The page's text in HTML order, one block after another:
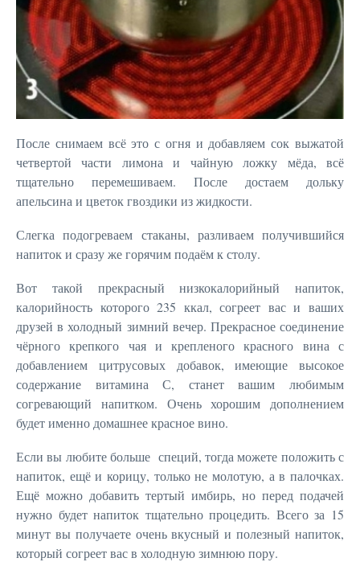
После снимаем всё это с огня и добавляем сок выжатой
четвертой части лимона и чайную ложку мёда, всё
тщательно перемешиваем. После достаем дольку
апельсина и цветок гвоздики из жидкости.
Слегка подогреваем стаканы, разливаем получившийся
напиток и сразу же горячим подаём к столу.
Вот такой прекрасный низкокалорийный напиток,
калорийность которого 235 ккал, согреет вас и ваших
друзей в холодный зимний вечер. Прекрасное соединение
чёрного крепкого чая и крепленого красного вина с
добавлением цитрусовых добавок, имеющие высокое
содержание витамина С, станет вашим любимым
согревающий напитком. Очень хорошим дополнением
будет именно домашнее красное вино.
Если вы любите больше специй, тогда можете положить с
напиток, ещё и корицу, только не молотую, а в палочках.
Ещё можно добавить тертый имбирь, но перед подачей
нужно будет напиток тщательно процедить. Всего за 15
минут вы получаете очень вкусный и полезный напиток,
который согреет вас в холодную зимнюю пору.